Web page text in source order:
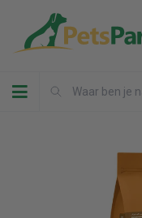
Toggle navigation
Uw